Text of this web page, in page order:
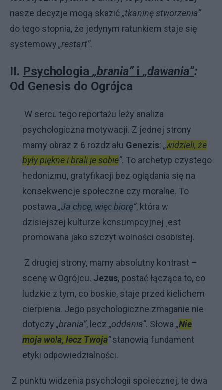
nasze decyzje mogą skazić„tkaninę stworzenia”
do tego stopnia, że jedynym ratunkiem staje się
systemowy „restart”.
II. Psychologia „brania” i „dawania”:
Od Genesis do Ogrójca
W sercu tego reportażu leży analiza
psychologiczna motywacji. Z jednej strony
mamy obraz z 6 rozdziału Genezis: „widzieli, że
były piękne i brali je sobie”. To archetyp czystego
hedonizmu, gratyfikacji bez oglądania się na
konsekwencje społeczne czy moralne. To
postawa „Ja chcę, więc biorę”, która w
dzisiejszej kulturze konsumpcyjnej jest
promowana jako szczyt wolności osobistej.
Z drugiej strony, mamy absolutny kontrast –
scenę w Ogrójcu. Jezus, postać łącząca to, co
ludzkie z tym, co boskie, staje przed kielichem
cierpienia. Jego psychologiczne zmaganie nie
dotyczy „brania”, lecz „oddania”. Słowa „Nie
moja wola, lecz Twoja”stanowią fundament
etyki odpowiedzialności.
Z punktu widzenia psychologii społecznej, te dwa